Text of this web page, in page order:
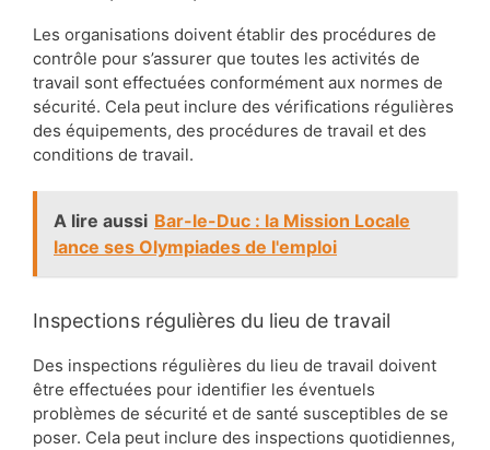
Les organisations doivent établir des procédures de
contrôle pour s’assurer que toutes les activités de
travail sont effectuées conformément aux normes de
sécurité. Cela peut inclure des vérifications régulières
des équipements, des procédures de travail et des
conditions de travail.
A lire aussi Bar-le-Duc : la Mission Locale
lance ses Olympiades de l'emploi
Inspections régulières du lieu de travail
Des inspections régulières du lieu de travail doivent
être effectuées pour identifier les éventuels
problèmes de sécurité et de santé susceptibles de se
poser. Cela peut inclure des inspections quotidiennes,